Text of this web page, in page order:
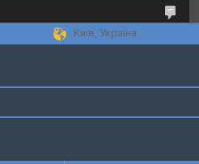
Київ, Україна